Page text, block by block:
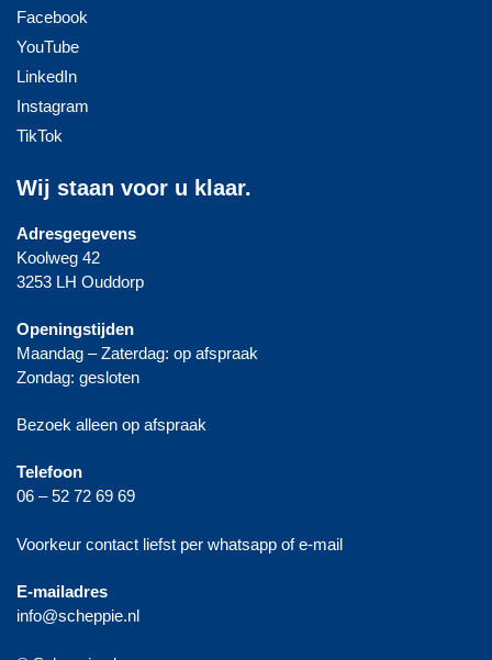
Facebook
YouTube
LinkedIn
Instagram
TikTok
Wij staan voor u klaar.
Adresgegevens
Koolweg 42
3253 LH Ouddorp
Openingstijden
Maandag – Zaterdag: op afspraak
Zondag: gesloten
Bezoek alleen op afspraak
Telefoon
06 – 52 72 69 69
Voorkeur contact liefst per whatsapp of e-mail
E-mailadres
info@scheppie.nl